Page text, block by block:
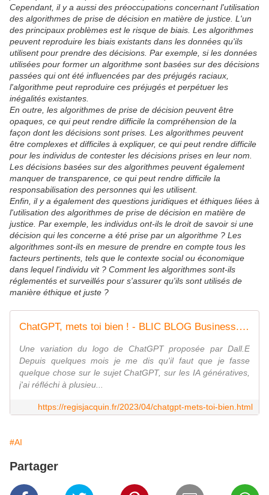
Cependant, il y a aussi des préoccupations concernant l'utilisation
des algorithmes de prise de décision en matière de justice. L'un
des principaux problèmes est le risque de biais. Les algorithmes
peuvent reproduire les biais existants dans les données qu'ils
utilisent pour prendre des décisions. Par exemple, si les données
utilisées pour former un algorithme sont basées sur des décisions
passées qui ont été influencées par des préjugés raciaux,
l'algorithme peut reproduire ces préjugés et perpétuer les
inégalités existantes.
En outre, les algorithmes de prise de décision peuvent être
opaques, ce qui peut rendre difficile la compréhension de la
façon dont les décisions sont prises. Les algorithmes peuvent
être complexes et difficiles à expliquer, ce qui peut rendre difficile
pour les individus de contester les décisions prises en leur nom.
Les décisions basées sur des algorithmes peuvent également
manquer de transparence, ce qui peut rendre difficile la
responsabilisation des personnes qui les utilisent.
Enfin, il y a également des questions juridiques et éthiques liées à
l'utilisation des algorithmes de prise de décision en matière de
justice. Par exemple, les individus ont-ils le droit de savoir si une
décision qui les concerne a été prise par un algorithme ? Les
algorithmes sont-ils en mesure de prendre en compte tous les
facteurs pertinents, tels que le contexte social ou économique
dans lequel l'individu vit ? Comment les algorithmes sont-ils
réglementés et surveillés pour s'assurer qu'ils sont utilisés de
manière éthique et juste ?
ChatGPT, mets toi bien ! - BLIC BLOG Business.Lois.Innovation.Communication
Une variation du logo de ChatGPT proposée par Dall.E
Depuis quelques mois je me dis qu'il faut que je fasse
quelque chose sur le sujet ChatGPT, sur les IA génératives,
j'ai réfléchi à plusieu...
https://regisjacquin.fr/2023/04/chatgpt-mets-toi-bien.html
#AI
Partager